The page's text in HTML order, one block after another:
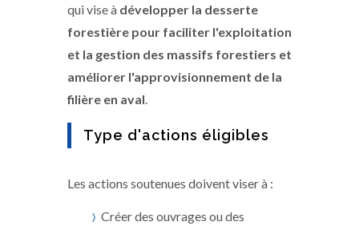
qui vise à développer la desserte
forestière pour faciliter l'exploitation
et la gestion des massifs forestiers et
améliorer l'approvisionnement de la
filière en aval
Type d'actions éligibles
Les actions soutenues doivent viser à :
Créer des ouvrages ou des